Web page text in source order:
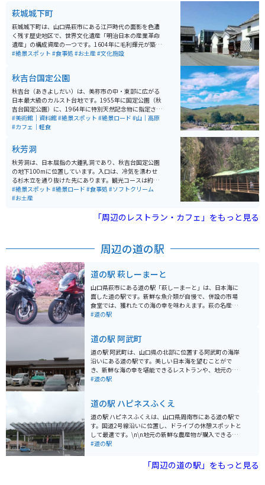
萩城城下町
萩城城下町は、山口県萩市にある江戸時代の面影を色濃
く残す歴史地区で、世界文化遺産「明治日本の産業革命
遺産」の構成資産の一つです。1604年に毛利輝元が築い
た萩城を中心に発展し、約260年間にわたり長州藩の中
住宅などの見どころも多く、江戸時代の雰囲気を体感で
きます。 古民家カフェや萩焼の窯元、地元の飲食店も点
在しており、散策の合間に休憩や食事を楽しめます。バ
イクや車で訪れる場合は町外の駐車場を利用し、中心部
は徒歩で回ると快適です。歴史、建物、町並み、文化を
一度に楽しめる観光スポットです。
#絶景スポット #食事処 #お土産#文化施設
秋吉台国定公園
秋吉台（あきよしだい）は、美祢市の中・東部に広がる
日本最大級のカルスト台地です。1955年に国定公園（秋
吉台国定公園）に、1964年に特別天然記念物に指定され
ています。この秋吉台の雄大な景観を作っている石灰石
は、およそ3億5千万年前に南方の海でサンゴ礁として誕
地を形成しました。
#美術館｜資料館#絶景スポット #絶景ロード #山｜高原
#カフェ｜軽食
秋芳洞
秋芳洞は、日本屈指の大鍾乳洞であり、秋吉台国定公園
の地下100mに位置しています。入口は、冷気を漂わせ
る杉木立を通り抜けた先にあります。観光コースは約1k
m、四季を通じて温度が17℃で一定しており、快適に観
光することができます。洞内には不思議な自然の造形美
洞、高知の龍河洞と並び、日本三大鍾乳洞の一つで、特
しさです。また、冒険コースや、秋芳洞・闇のロマン体
験などもあり、スリリングな探検を楽しむことができま
ロマン体験を体験することができます。懐中電灯1本で歩
く夜の探検コースで、洞内の照明を消した暗闇の秋芳洞
を歩き、一層神秘的な眺めに感動することができます。
洞内の温度は四季を通じて一定で、雨の日でも快適に観
光することができます。
#絶景スポット #絶景ロード #食事処 #ソフトクリーム
#お土産
「周辺のレストラン・カフェ」をもっと見る
周辺の道の駅
道の駅 萩しーまーと
山口県萩市にある道の駅「萩しーまーと」は、日本海に
面した道の駅です。新鮮な魚介類が自慢で、併設の市場
食堂では、獲れたての海の幸を味わえます。萩の名産品
である焼き萩なども販売しており、お土産探しにも最適
憩に、ぜひお立ち寄りください。新鮮な海の幸と萩の風
情を感じることができます。
#道の駅
道の駅 阿武町
道の駅 阿武町は、山口県の北部に位置する阿武町の海岸
沿いにある道の駅です。美しい日本海を望むことがで
き、新鮮な海の幸を堪能できるレストランや、地元の特
産品を販売するショップがあります。 ツーリングで訪れ
風光明媚なルートで、ツーリングに最適です。道の駅に
は、バイクスタンドや休憩スペースも完備されていま
す。 阿武町の特産品としては、新鮮な魚介類はもちろん
のこと、夏みかんや梨などの果物も有名です。また、道
の駅 阿武町では、地元産の食材を使用したソフトクリー
#道の駅
道の駅 ハピネスふくえ
道の駅 ハピネスふくえは、山口県周南市にある道の駅で
す。国道2号線沿いに位置し、ドライブの休憩スポットと
して最適です。\n\n地元の新鮮な農産物が購入できる直
売所が人気で、特に旬のフルーツはおすすめです。レス
ラーメン」が楽しめます。また、道の駅 ハピネスふくえ
は、バイクツーリングの目的地としても人気です。駐車
#道の駅
「周辺の道の駅」をもっと見る